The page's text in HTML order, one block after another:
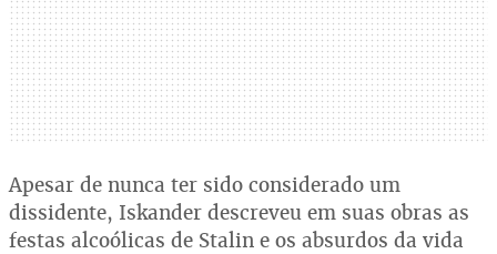
Apesar de nunca ter sido considerado um
dissidente, Iskander descreveu em suas obras as
festas alcoólicas de Stalin e os absurdos da vida